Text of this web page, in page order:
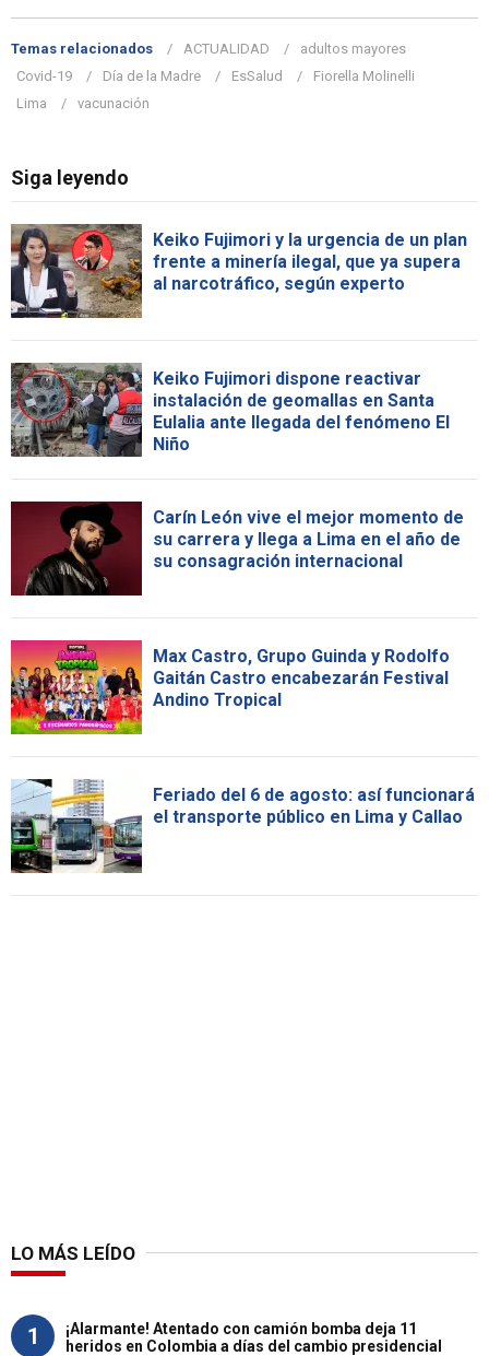
Temas relacionados ACTUALIDAD
adultos mayores
Covid-19
Día de la Madre EsSalud
Fiorella Molinelli
Lima
vacunación
Siga leyendo
Keiko Fujimori y la urgencia de un plan
frente a minería ilegal, que ya supera
al narcotráfico, según experto
Keiko Fujimori dispone reactivar
instalación de geomallas en Santa
Eulalia ante llegada del fenómeno El
Niño
Carín León vive el mejor momento de
su carrera y llega a Lima en el año de
su consagración internacional
Max Castro, Grupo Guinda y Rodolfo
Gaitán Castro encabezarán Festival
Andino Tropical
Feriado del 6 de agosto: así funcionará
el transporte público en Lima y Callao
LO MÁS LEÍDO
1
¡Alarmante! Atentado con camión bomba deja 11
heridos en Colombia a días del cambio presidencial